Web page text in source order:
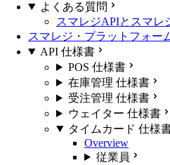
よくある質問
スマレジAPIとスマレ
スマレジ・プラットフォー
API 仕様書
POS 仕様書
在庫管理 仕様書
受注管理 仕様書
ウェイター 仕様書
タイムカード 仕様
Overview
従業員